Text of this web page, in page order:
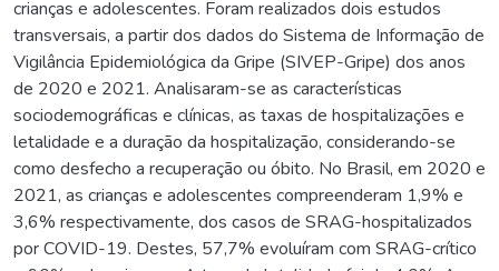
crianças e adolescentes. Foram realizados dois estudos
transversais, a partir dos dados do Sistema de Informação de
Vigilância Epidemiológica da Gripe (SIVEP-Gripe) dos anos
de 2020 e 2021. Analisaram-se as características
sociodemográficas e clínicas, as taxas de hospitalizações e
letalidade e a duração da hospitalização, considerando-se
como desfecho a recuperação ou óbito. No Brasil, em 2020 e
2021, as crianças e adolescentes compreenderam 1,9% e
3,6% respectivamente, dos casos de SRAG-hospitalizados
por COVID-19. Destes, 57,7% evoluíram com SRAG-crítico